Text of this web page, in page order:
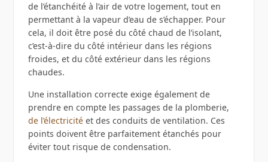
de l’étanchéité à l’air de votre logement, tout en
permettant à la vapeur d’eau de s’échapper. Pour
cela, il doit être posé du côté chaud de l’isolant,
c’est-à-dire du côté intérieur dans les régions
froides, et du côté extérieur dans les régions
chaudes.
Une installation correcte exige également de
prendre en compte les passages de la plomberie,
de l’électricitéet des conduits de ventilation. Ces
points doivent être parfaitement étanchés pour
éviter tout risque de condensation.